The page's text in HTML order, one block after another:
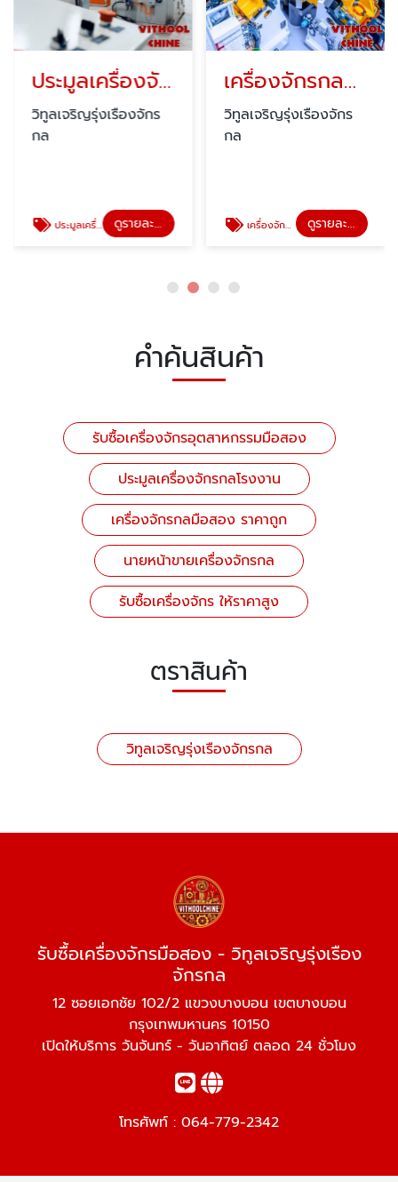
ประมูลเครื่องจักรกลโรงงาน
วิทูลเจริญรุ่งเรืองจักร
กล
ประมูลเครื่องจักรกลโรงงาน ดูรายละเอียด
เครื่องจักรกลมือสอง ราคาถูก
วิทูลเจริญรุ่งเรืองจักร
กล
เครื่องจักรกลมือสอง ราคาถูก ดูรายละเอียด
คำค้นสินค้า
รับซื้อเครื่องจักรอุตสาหกรรมมือสอง
ประมูลเครื่องจักรกลโรงงาน
เครื่องจักรกลมือสอง ราคาถูก
นายหน้าขายเครื่องจักรกล
รับซื้อเครื่องจักร ให้ราคาสูง
ตราสินค้า
วิทูลเจริญรุ่งเรืองจักรกล
รับซื้อเครื่องจักรมือสอง - วิทูลเจริญรุ่งเรือง
จักรกล
12 ซอยเอกชัย 102/2 แขวงบางบอน เขตบางบอน
กรุงเทพมหานคร 10150
เปิดให้บริการ วันจันทร์ - วันอาทิตย์ ตลอด 24 ชั่วโมง
โทรศัพท์ : 064-779-2342